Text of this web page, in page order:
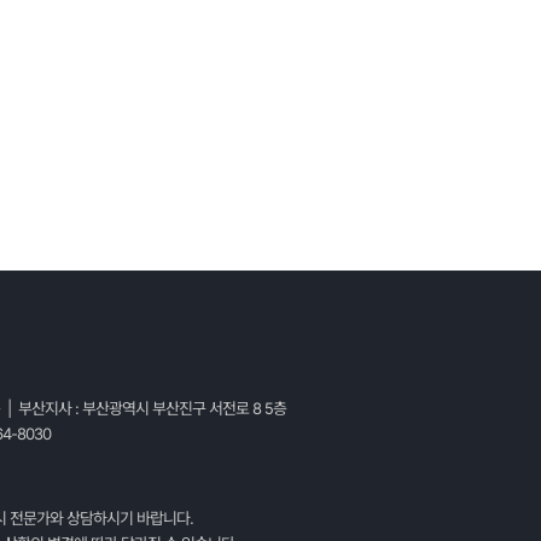
부산지사 : 부산광역시 부산진구 서전로 8 5층
8030
전문가와 상담하시기 바랍니다.